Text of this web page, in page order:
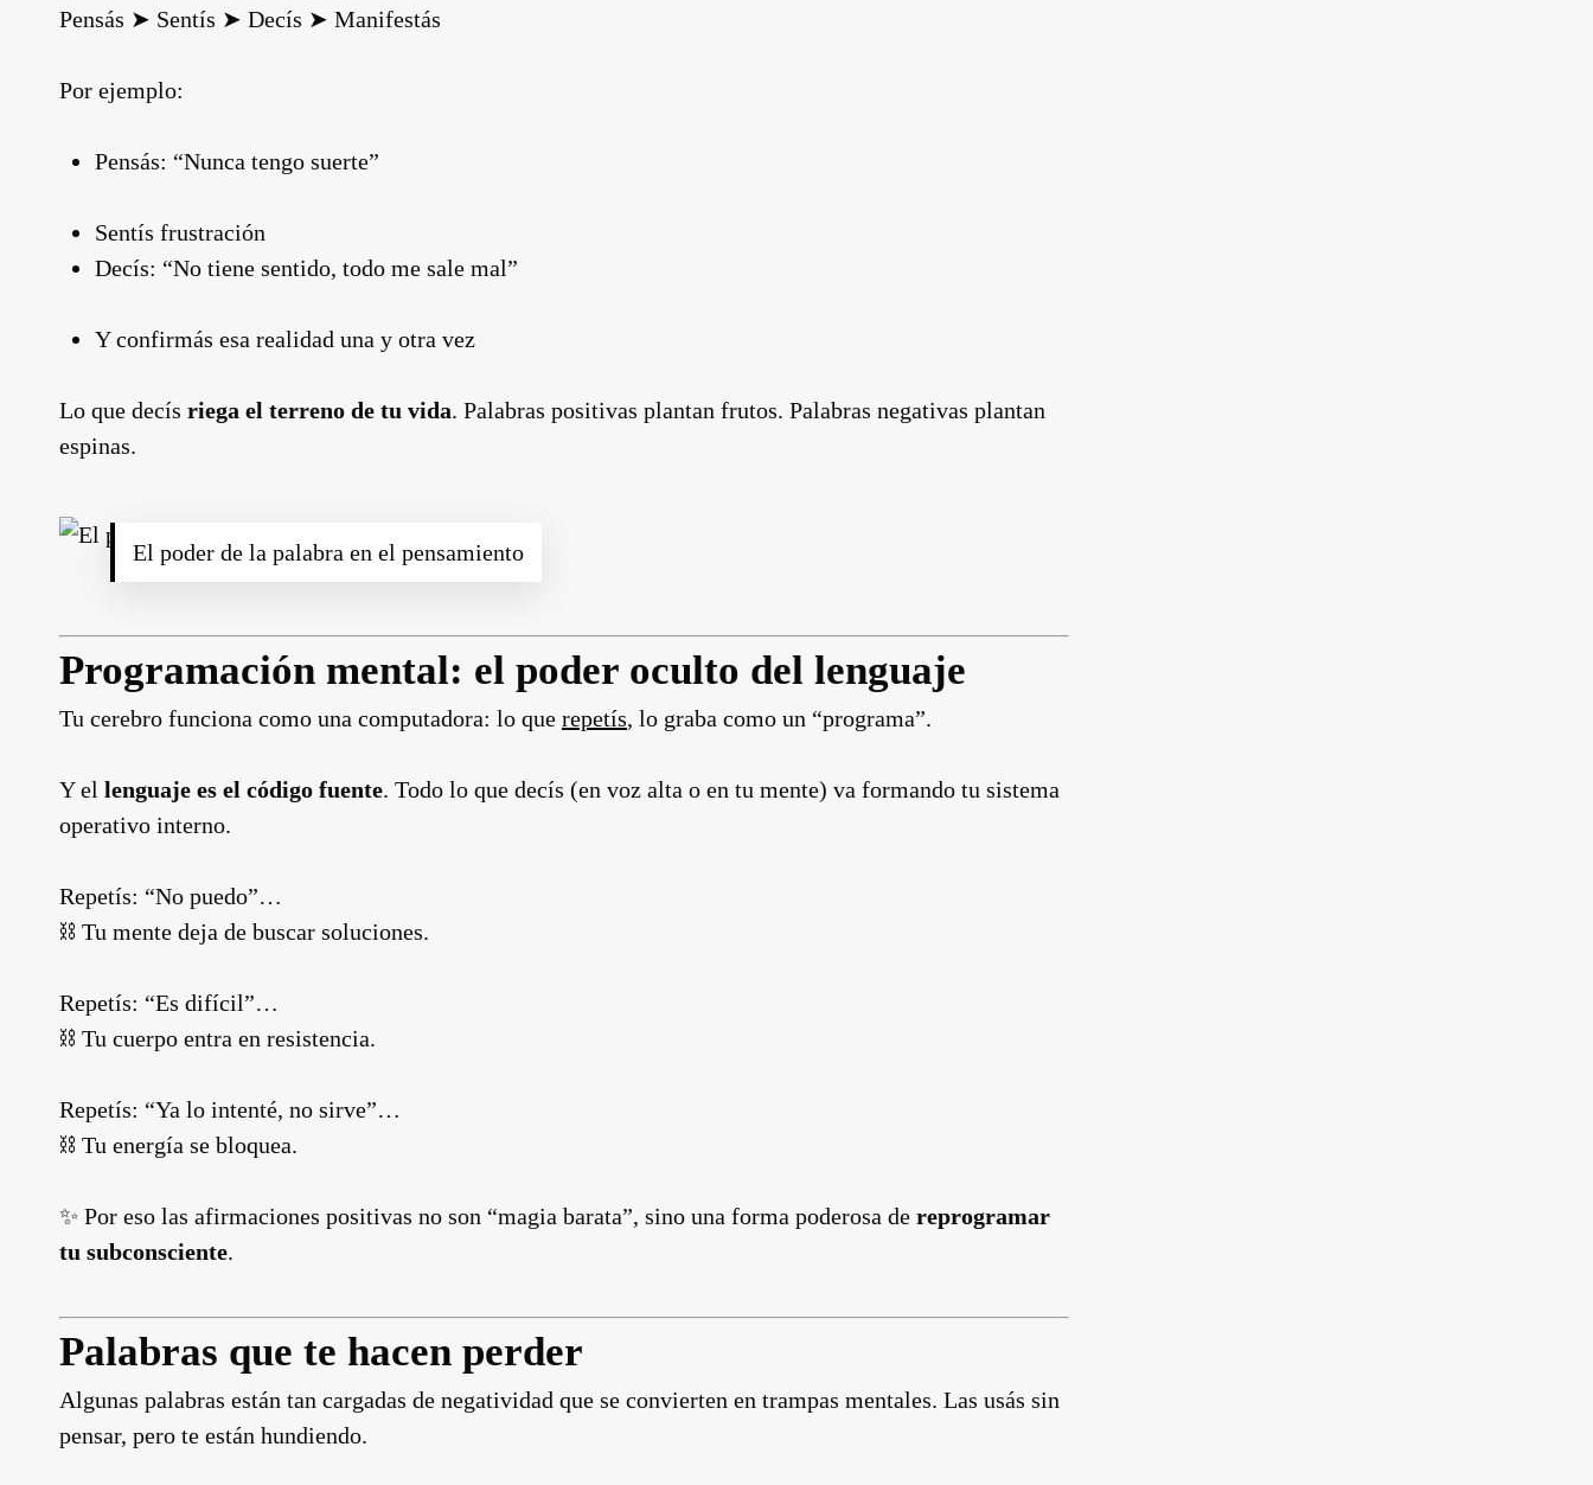
Pensás ➤ Sentís ➤ Decís ➤ Manifestás
Por ejemplo:
Pensás: “Nunca tengo suerte”
Sentís frustración
Decís: “No tiene sentido, todo me sale mal”
Y confirmás esa realidad una y otra vez
Lo que decís riega el terreno de tu vida. Palabras positivas plantan frutos. Palabras negativas plantan
espinas.
El poder de la palabra en el pensamiento
Programación mental: el poder oculto del lenguaje
Tu cerebro funciona como una computadora: lo que repetís, lo graba como un “programa”.
Y el lenguaje es el código fuente. Todo lo que decís (en voz alta o en tu mente) va formando tu sistema
operativo interno.
Repetís: “No puedo”…
⛓️ Tu mente deja de buscar soluciones.
Repetís: “Es difícil”…
⛓️ Tu cuerpo entra en resistencia.
Repetís: “Ya lo intenté, no sirve”…
⛓️ Tu energía se bloquea.
✨ Por eso las afirmaciones positivas no son “magia barata”, sino una forma poderosa de reprogramar
tu subconsciente.
Palabras que te hacen perder
Algunas palabras están tan cargadas de negatividad que se convierten en trampas mentales. Las usás sin
pensar, pero te están hundiendo.